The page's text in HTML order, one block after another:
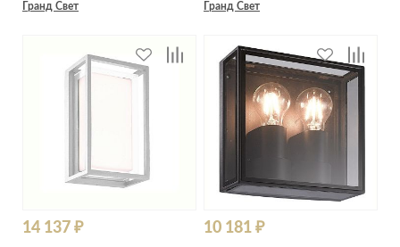
Гранд Свет Гранд Свет
14 137 ₽ 10 181 ₽